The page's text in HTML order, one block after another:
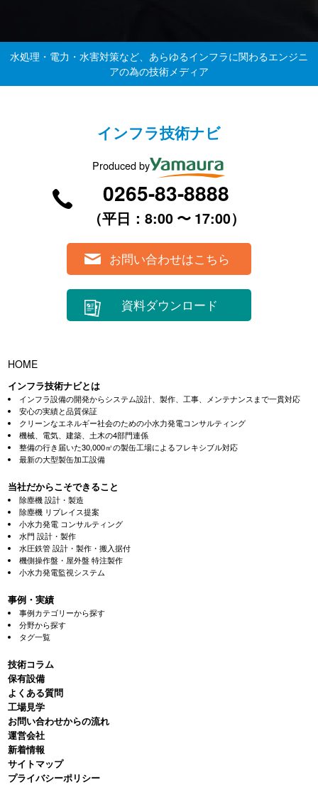
水処理・電力・水害対策など、あらゆるインフラに関わるエンジニ
アの為の技術メディア
インフラ技術ナビ
Produced by
0265-83-8888
（平⽇：8:00 〜 17:00）
お問い合わせはこちら
資料ダウンロード
HOME
インフラ技術ナビとは
インフラ設備の開発からシステム設計、製作、工事、メンテナンスまで一貫対応
安心の実績と品質保証
クリーンなエネルギー社会のための小水力発電コンサルティング
機械、電気、建築、土木の4部門連係
整備の行き届いた30,000㎡の製缶工場によるフレキシブル対応
最新の大型製缶加工設備
当社だからこそできること
除塵機 設計・製造
除塵機 リプレイス提案
小水力発電 コンサルティング
水門 設計・製作
水圧鉄管 設計・製作・搬入据付
機側操作盤・屋外盤 特注製作
小水力発電監視システム
事例・実績
事例カテゴリーから探す
分野から探す
タグ一覧
技術コラム
保有設備
よくある質問
⼯場⾒学
お問い合わせからの流れ
運営会社
新着情報
サイトマップ
プライバシーポリシー